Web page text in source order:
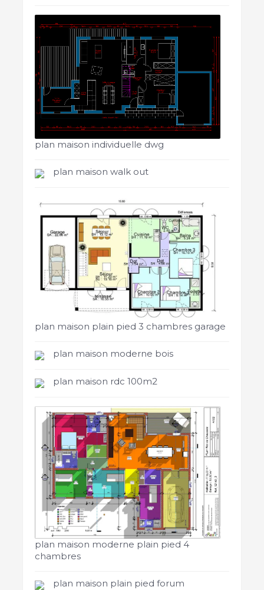
plan maison individuelle dwg
plan maison walk out
plan maison plain pied 3 chambres garage
plan maison moderne bois
plan maison rdc 100m2
plan maison moderne plain pied 4
chambres
plan maison plain pied forum